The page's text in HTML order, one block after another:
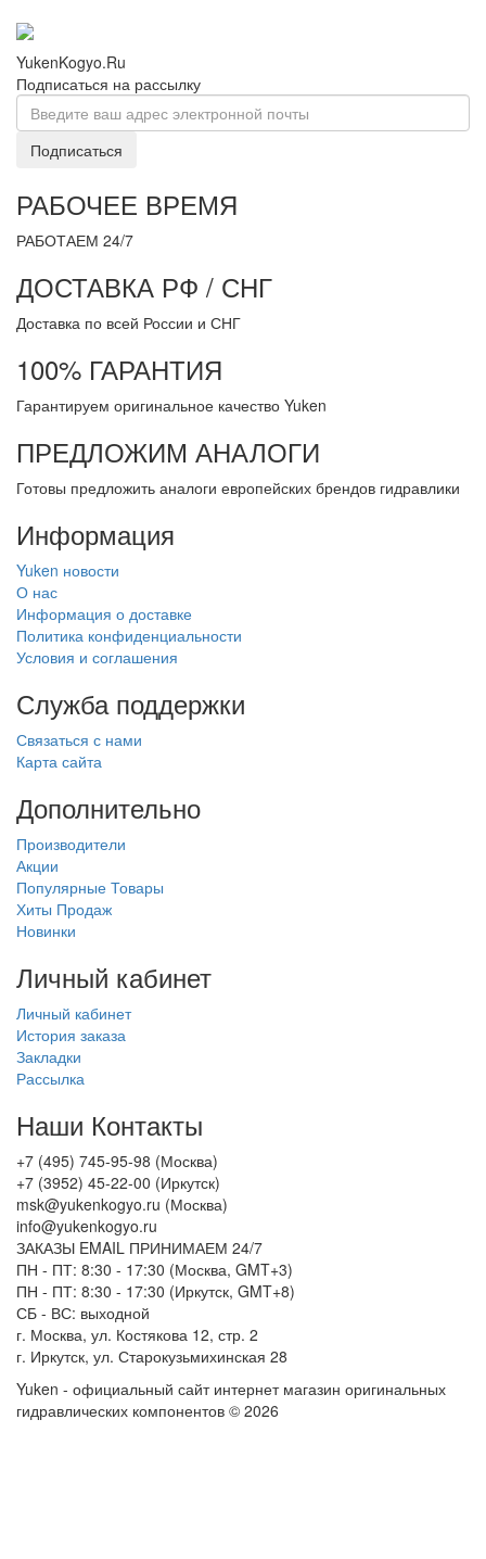
YukenKogyo.Ru
Подписаться на рассылку
Подписаться
РАБОЧЕЕ ВРЕМЯ
РАБОТАЕМ 24/7
ДОСТАВКА РФ / СНГ
Доставка по всей России и СНГ
100% ГАРАНТИЯ
Гарантируем оригинальное качество Yuken
ПРЕДЛОЖИМ АНАЛОГИ
Готовы предложить аналоги европейских брендов гидравлики
Информация
Yuken новости
О нас
Информация о доставке
Политика конфиденциальности
Условия и соглашения
Служба поддержки
Связаться с нами
Карта сайта
Дополнительно
Производители
Акции
Популярные Товары
Хиты Продаж
Новинки
Личный кабинет
Личный кабинет
История заказа
Закладки
Рассылка
Наши Контакты
+7 (495) 745-95-98 (Москва)
+7 (3952) 45-22-00 (Иркутск)
msk@yukenkogyo.ru (Москва)
info@yukenkogyo.ru
ЗАКАЗЫ EMAIL ПРИНИМАЕМ 24/7
ПН - ПТ: 8:30 - 17:30 (Москва, GMT+3)
ПН - ПТ: 8:30 - 17:30 (Иркутск, GMT+8)
СБ - ВС: выходной
г. Москва, ул. Костякова 12, стр. 2
г. Иркутск, ул. Старокузьмихинская 28
Yuken - официальный сайт интернет магазин оригинальных
гидравлических компонентов © 2026